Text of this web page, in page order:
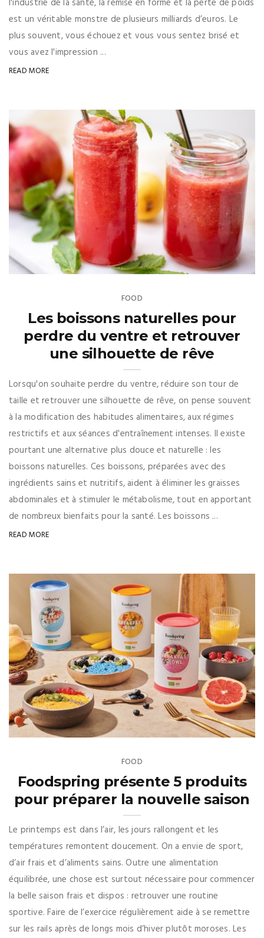
l'industrie de la santé, la remise en forme et la perte de poids
est un véritable monstre de plusieurs milliards d’euros. Le
plus souvent, vous échouez et vous vous sentez brisé et
vous avez l'impression ...
READ MORE
FOOD
Les boissons naturelles pour
perdre du ventre et retrouver
une silhouette de rêve
Lorsqu'on souhaite perdre du ventre, réduire son tour de
taille et retrouver une silhouette de rêve, on pense souvent
à la modification des habitudes alimentaires, aux régimes
restrictifs et aux séances d'entraînement intenses. Il existe
pourtant une alternative plus douce et naturelle : les
boissons naturelles. Ces boissons, préparées avec des
ingrédients sains et nutritifs, aident à éliminer les graisses
abdominales et à stimuler le métabolisme, tout en apportant
de nombreux bienfaits pour la santé. Les boissons ...
READ MORE
FOOD
Foodspring présente 5 produits
pour préparer la nouvelle saison
Le printemps est dans l’air, les jours rallongent et les
températures remontent doucement. On a envie de sport,
d’air frais et d’aliments sains. Outre une alimentation
équilibrée, une chose est surtout nécessaire pour commencer
la belle saison frais et dispos : retrouver une routine
sportive. Faire de l’exercice régulièrement aide à se remettre
sur les rails après de longs mois d’hiver plutôt moroses. Les